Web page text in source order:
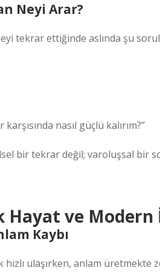
Neyi Arar?
tekrar ettiğinde aslında şu
nasıl güçlü kalırım?”
bir tekrar değil; varoluşsal bir
Hayat ve Modern
Kaybı
hızlı ulaşırken, anlam